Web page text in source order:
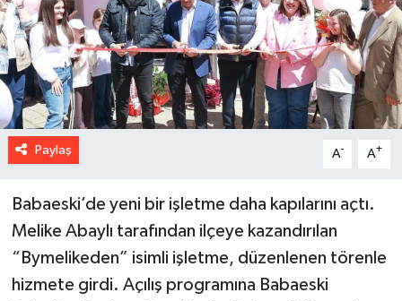
Paylaş A- A+
Babaeski’de yeni bir işletme daha kapılarını açtı.
Melike Abaylı tarafından ilçeye kazandırılan
“Bymelikeden” isimli işletme, düzenlenen törenle
hizmete girdi. Açılış programına Babaeski